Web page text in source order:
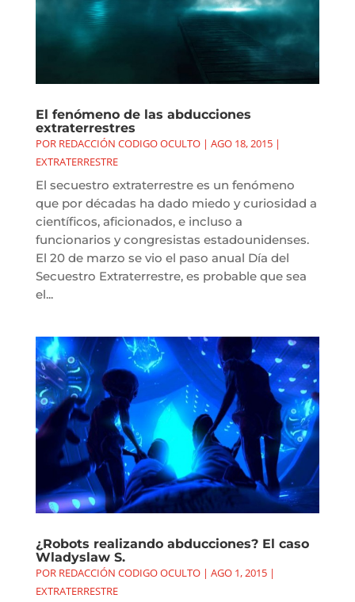
El fenómeno de las abducciones
extraterrestres
POR REDACCIÓN CODIGO OCULTO| AGO 18, 2015|
EXTRATERRESTRE
El secuestro extraterrestre es un fenómeno
que por décadas ha dado miedo y curiosidad a
científicos, aficionados, e incluso a
funcionarios y congresistas estadounidenses.
El 20 de marzo se vio el paso anual Día del
Secuestro Extraterrestre, es probable que sea
el...
¿Robots realizando abducciones? El caso
Wladyslaw S.
POR REDACCIÓN CODIGO OCULTO| AGO 1, 2015|
EXTRATERRESTRE